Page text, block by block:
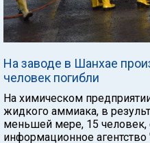
На заводе в Шанхае
человек погибли
На химическом
жидкого аммиака, в
меньшей мере, 15 человек,
информационное агентство